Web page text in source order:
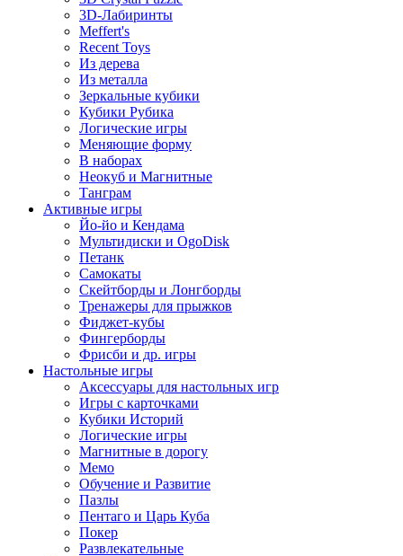
3D-Лабиринты
Meffert's
Recent Toys
Из дерева
Из металла
Зеркальные кубики
Кубики Рубика
Логические игры
Меняющие форму
В наборах
Неокуб и Магнитные
Танграм
Активные игры
Йо-йо и Кендама
Мультидиски и OgoDisk
Петанк
Самокаты
Скейтборды и Лонгборды
Тренажеры для прыжков
Фиджет-кубы
Фингерборды
Фрисби и др. игры
Настольные игры
Аксессуары для настольных игр
Игры с карточками
Кубики Историй
Логические игры
Магнитные в дорогу
Мемо
Обучение и Развитие
Пазлы
Пентаго и Царь Куба
Покер
Развлекательные